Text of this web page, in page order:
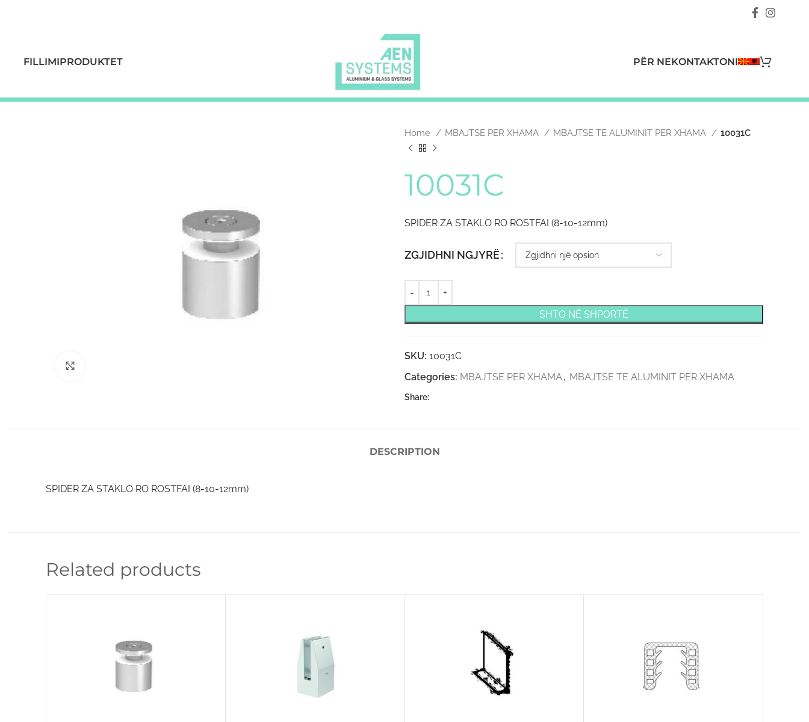
FILLIMIPRODUKTET PËR NEKONTAKTONI
Home MBAJTSE PER XHAMA MBAJTSE TE ALUMINIT PER XHAMA 10031C
10031C
SPIDER ZA STAKLO RO ROSTFAI (8-10-12mm)
ZGJIDHNI NGJYRË
SHTO NË SHPORTË
SKU: 10031C
Categories: MBAJTSE PER XHAMA, MBAJTSE TE ALUMINIT PER XHAMA
Share:
DESCRIPTION
SPIDER ZA STAKLO RO ROSTFAI (8-10-12mm)
Related products